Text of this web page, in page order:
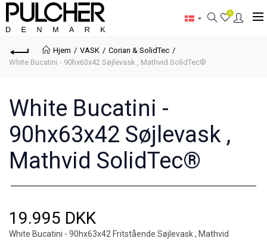
0
Hjem VASK
Corian & SolidTec
White Bucatini - 90hx63x42 Søjlevask , Mathvid SolidTec®
White Bucatini -
90hx63x42 Søjlevask ,
Mathvid SolidTec®
19.995 DKK
White Bucatini - 90hx63x42 Fritstående Søjlevask , Mathvid